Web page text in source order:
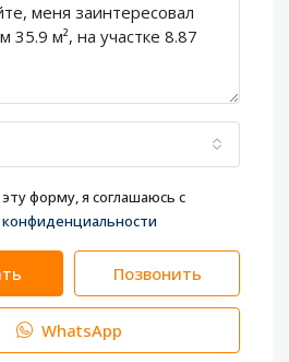
форму, я соглашаюсь с
Позвонить
WhatsApp